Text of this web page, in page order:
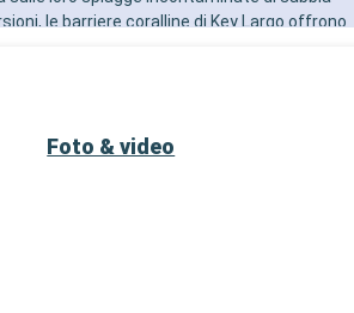
le barriere coralline di Key Largo offrono
Foto & video